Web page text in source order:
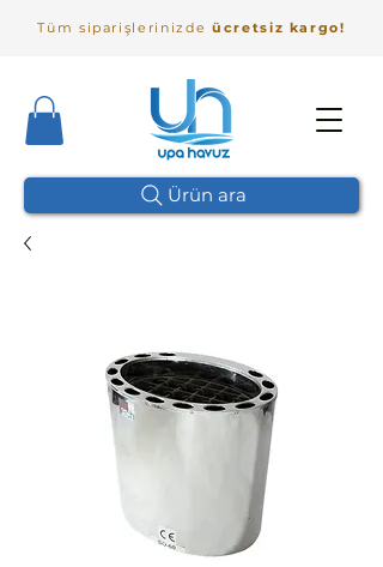
Tüm siparişlerinizde ücretsiz kargo!
Ürün ara